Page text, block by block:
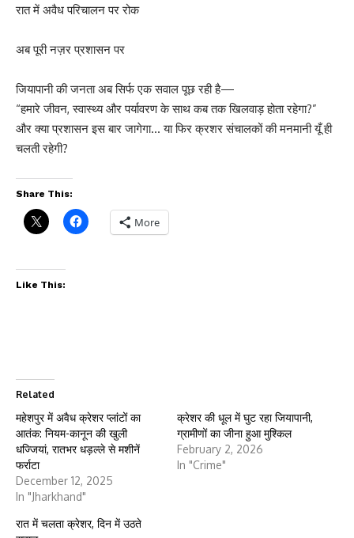
रात में अवैध परिचालन पर रोक
अब पूरी नज़र प्रशासन पर
जियापानी की जनता अब सिर्फ एक सवाल पूछ रही है—
“हमारे जीवन, स्वास्थ्य और पर्यावरण के साथ कब तक खिलवाड़ होता रहेगा?”
और क्या प्रशासन इस बार जागेगा… या फिर क्रशर संचालकों की मनमानी यूँ ही
चलती रहेगी?
Share This:
More
Like This:
Related
महेशपुर में अवैध क्रेशर प्लांटों का
आतंक: नियम-कानून की खुली
धज्जियां, रातभर धड़ल्ले से मशीनें
फर्राटा
December 12, 2025
In "Jharkhand"
क्रेशर की धूल में घुट रहा जियापानी,
ग्रामीणों का जीना हुआ मुश्किल
February 2, 2026
In "Crime"
रात में चलता क्रेशर, दिन में उठते